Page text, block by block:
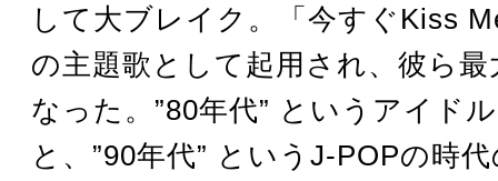
して大ブレイク。「今すぐKiss
の主題歌として起用され、彼ら
なった。”80年代” というアイド
と、”90年代” というJ-POPの時